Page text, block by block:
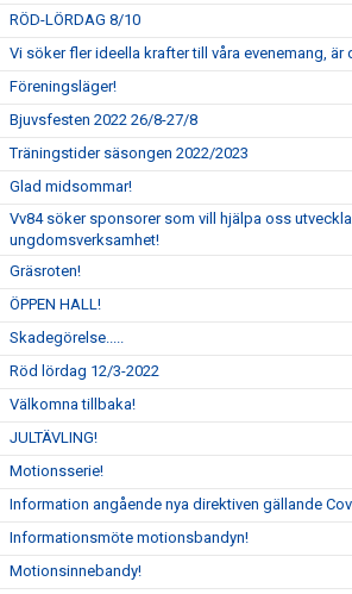
RÖD-LÖRDAG 8/10
Vi söker fler ideella krafter till våra evenemang, är
Föreningsläger!
Bjuvsfesten 2022 26/8-27/8
Träningstider säsongen 2022/2023
Glad midsommar!
Vv84 söker sponsorer som vill hjälpa oss
ungdomsverksamhet!
Gräsroten!
ÖPPEN HALL!
Skadegörelse.....
Röd lördag 12/3-2022
Välkomna tillbaka!
JULTÄVLING!
Motionsserie!
Information angående nya direktiven gällande
Informationsmöte motionsbandyn!
Motionsinnebandy!